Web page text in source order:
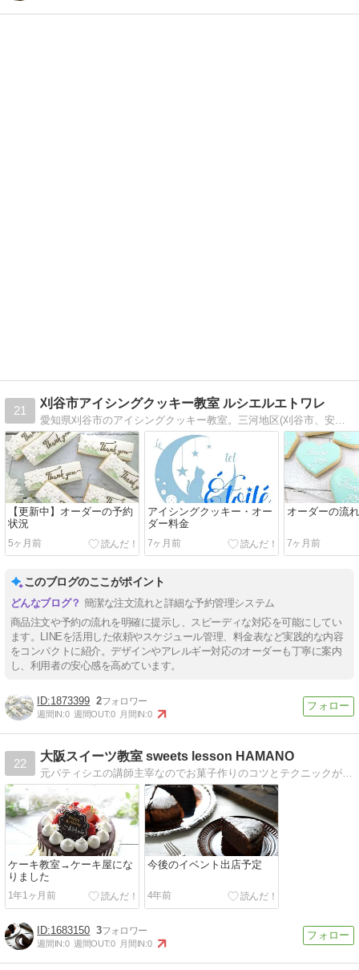
21
刈谷市アイシングクッキー教室 ルシエルエトワレ
愛知県刈谷市のアイシングクッキー教室。三河地区(刈谷市、安城市、岡崎市、高浜市、豊田市)、日進市、豊明市、名古屋市等からもアクセスしやすい場所になります。
【更新中】オーダーの予約
状況
5ヶ月前
アイシングクッキー・オー
ダー料金
7ヶ月前
オーダーの流れ
7ヶ月前
このブログのここがポイント
簡潔な注文流れと詳細な予約管理システム
商品注文や予約の流れを明確に提示し、スピーディな対応を可能にしてい
ます。LINEを活用した依頼やスケジュール管理、料金表など実践的な内容
をコンパクトに紹介。デザインやアレルギー対応のオーダーも丁寧に案内
し、利用者の安心感を高めています。
1873399 2
週間IN:0 週間OUT:0 月間IN:0
22
大阪スイーツ教室 sweets lesson HAMANO
元パティシエの講師主宰なのでお菓子作りのコツとテクニックがわかりやすくリピート率が80％以上の教室です。
ケーキ教室→ケーキ屋にな
りました
1年1ヶ月前
今後のイベント出店予定
4年前
1683150 3
週間IN:0 週間OUT:0 月間IN:0